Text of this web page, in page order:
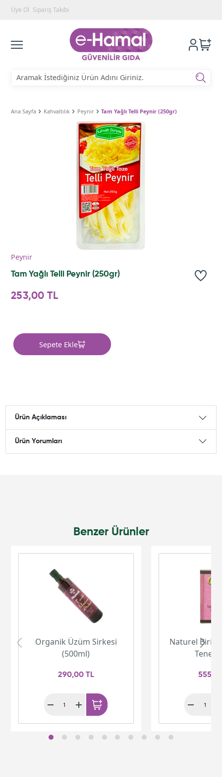
Üye Ol Sipariş Takibi
Ana Sayfa Kahvaltılık Peynir Tam Yağlı Telli Peynir (250gr)
Peynir
Tam Yağlı Telli Peynir (250gr)
253,00 TL
Sepete Ekle
Ürün Açıklaması
Ürün Yorumları
Benzer Ürünler
Organik Üzüm Sirkesi
(500ml)
290,00 TL
Naturel